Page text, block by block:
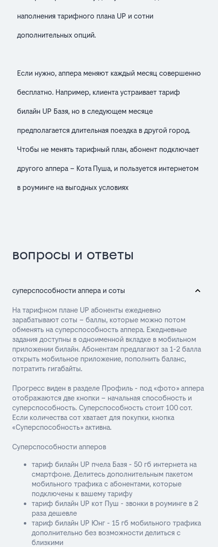
наполнения тарифного плана UP и сотни
дополнительных опций.
Если нужно, аппера меняют каждый месяц совершенно
бесплатно. Например, клиента устраивает тариф
билайн UP Базя, но в следующем месяце
предполагается длительная поездка в другой город.
Чтобы не менять тарифный план, абонент подключает
другого аппера – Кота Пуша, и пользуется интернетом
в роуминге на выгодных условиях
вопросы и ответы
суперспособности аппера и соты
На тарифном плане UP абоненты ежедневно
зарабатывают соты – баллы, которые можно потом
обменять на суперспособность аппера. Ежедневные
задания доступны в одноименной вкладке в мобильном
приложении билайн. Абонентам предлагают за 1-2 балла
открыть мобильное приложение, пополнить баланс,
потратить гигабайты.
Прогресс виден в разделе Профиль - под «фото» аппера
отображаются две кнопки – начальная способность и
суперспособность. Суперспособность стоит 100 сот.
Если количества сот хватает для покупки, кнопка
«Суперспособность» активна.
Суперспособности апперов
тариф билайн UP пчела Базя - 50 гб интернета на
смартфоне. Делитесь дополнительным пакетом
мобильного трафика с абонентами, которые
подключены к вашему тарифу
тариф билайн UP кот Пуш - звонки в роуминге в 2
раза дешевле
тариф билайн UP Юнг - 15 гб мобильного трафика
дополнительно без возможности делиться с
близкими